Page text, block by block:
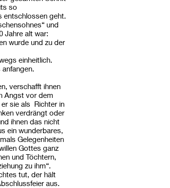
so
entschlossen geht.
und
Jahre alt war:
wurde und zu der
einheitlich.
verschafft ihnen
Angst vor dem
sie als Richter in
verdrängt oder
ihnen das nicht
ein wunderbares,
Gelegenheiten
Gottes ganz
und Töchtern,
zu ihm“.
tut, der hält
aus.